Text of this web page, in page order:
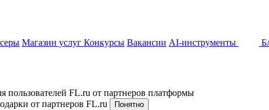
Магазин услуг Конкурсы Вакансии AI-инструменты
пользователей FL.ru от партнеров платформы
от партнеров FL.ru
Понятно